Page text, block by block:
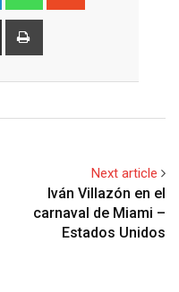
Share
Next article
Iván Villazón en el
carnaval de Miami –
Estados Unidos